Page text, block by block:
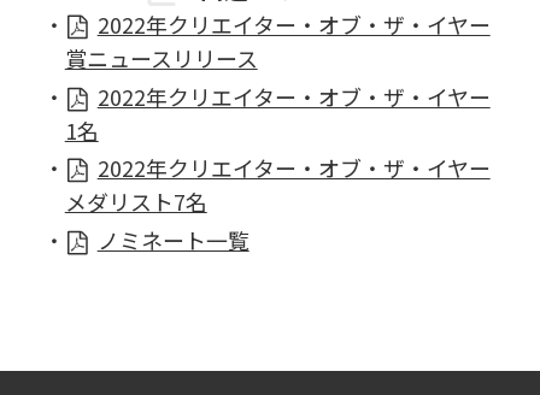
2022年クリエイター・オブ・ザ・イヤー
賞ニュースリリース
2022年クリエイター・オブ・ザ・イヤー
1名
2022年クリエイター・オブ・ザ・イヤー
メダリスト7名
ノミネート一覧